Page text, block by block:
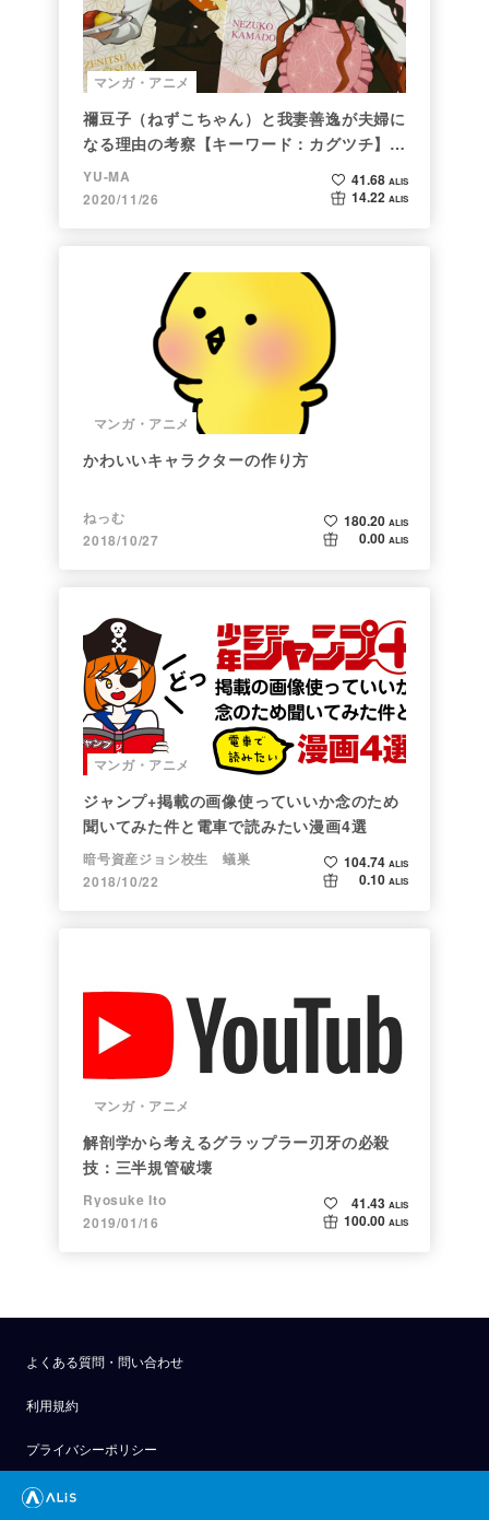
マンガ・アニメ
禰豆子（ねずこちゃん）と我妻善逸が夫婦に
なる理由の考察【キーワード：カグツチ】＜
後編＞
YU-MA
2020/11/26
41.68 ALIS
14.22 ALIS
マンガ・アニメ
かわいいキャラクターの作り方
ねっむ
2018/10/27
180.20 ALIS
0.00 ALIS
マンガ・アニメ
ジャンプ+掲載の画像使っていいか念のため
聞いてみた件と電車で読みたい漫画4選
暗号資産ジョシ校生 蟻巣
2018/10/22
104.74 ALIS
0.10 ALIS
マンガ・アニメ
解剖学から考えるグラップラー刃牙の必殺
技：三半規管破壊
Ryosuke Ito
2019/01/16
41.43 ALIS
100.00 ALIS
よくある質問・問い合わせ
利用規約
プライバシーポリシー
公式アナウンス